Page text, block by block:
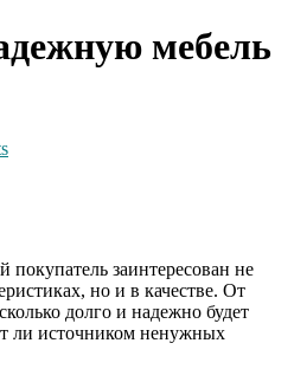
мебель
заинтересован не
но и в качестве. От
долго и надежно будет
ли источником ненужных